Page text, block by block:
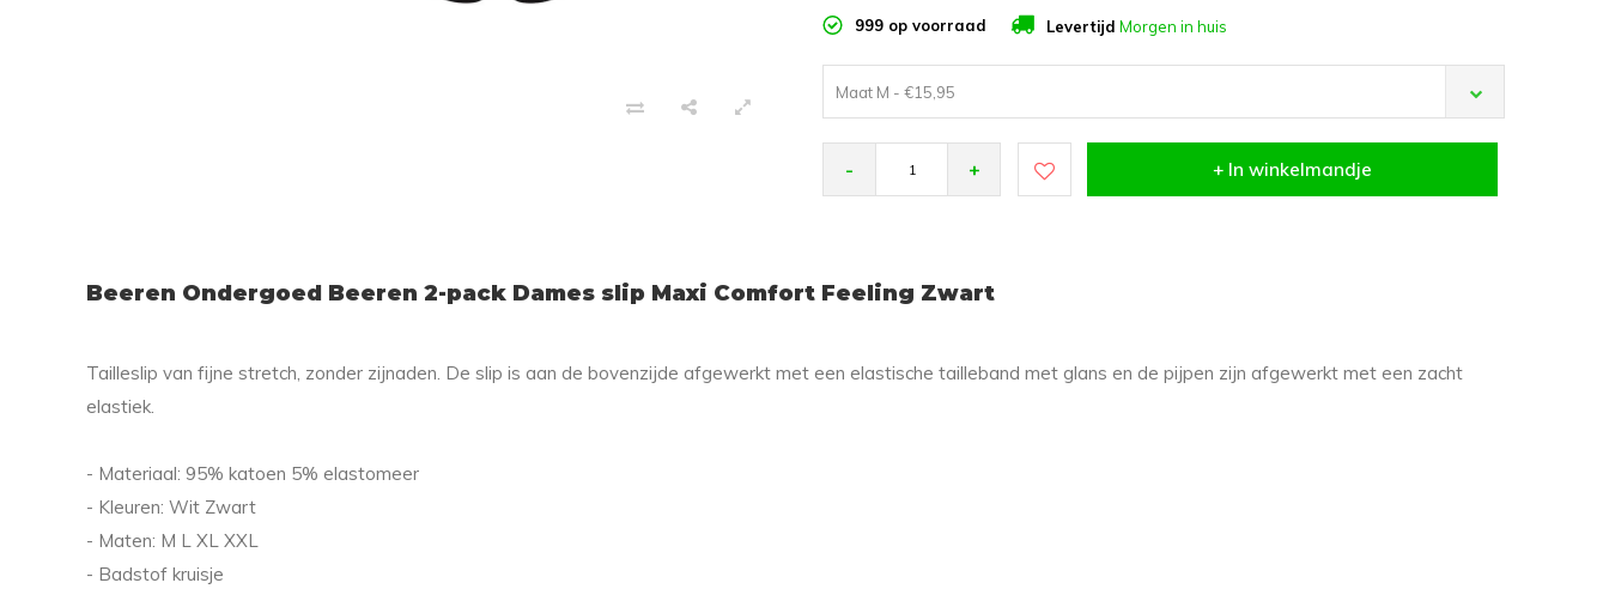
999 op voorraad Levertijd Morgen in huis
Maat M - €15,95
- + + In winkelmandje
Beeren Ondergoed Beeren 2-pack Dames slip Maxi Comfort Feeling Zwart
Tailleslip van fijne stretch, zonder zijnaden. De slip is aan de bovenzijde afgewerkt met een elastische tailleband met glans en de pijpen zijn afgewerkt met een zacht
elastiek.
- Materiaal: 95% katoen 5% elastomeer
- Kleuren: Wit Zwart
- Maten: M L XL XXL
- Badstof kruisje